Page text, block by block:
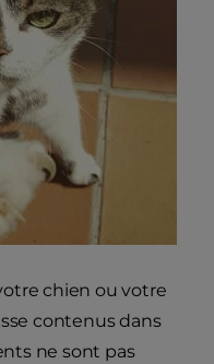
chien ou votre
contenus dans
ne sont pas